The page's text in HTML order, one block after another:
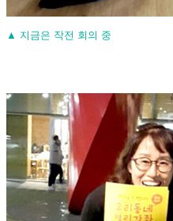
▲ 지금은 작전 회의 중